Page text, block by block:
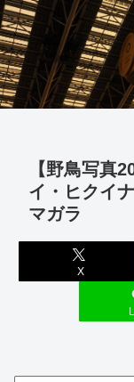
【野鳥写真
イ・ヒクイ
マガラ
X